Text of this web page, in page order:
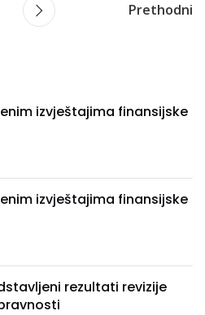
Prethodni
izvještajima finansijske
izvještajima finansijske
rezultati revizije